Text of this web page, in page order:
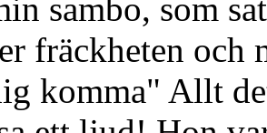
sambo, som
fräckheten och
komma" Allt